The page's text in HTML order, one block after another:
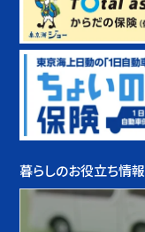
暮らしのお役立ち情報